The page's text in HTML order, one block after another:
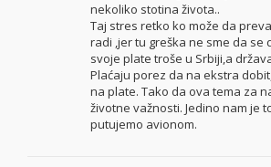
nekoliko stotina života..
Taj stres retko ko može da
radi ,jer tu greška ne sme da se
svoje plate troše u Srbiji,a
Plaćaju porez da na ekstra
na plate. Tako da ova tema za
životne važnosti. Jedino nam je
putujemo avionom.